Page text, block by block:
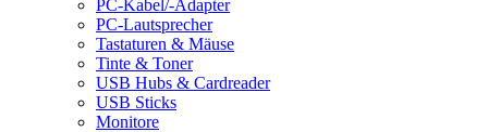
PC-Kabel/-Adapter
PC-Lautsprecher
Tastaturen & Mäuse
Tinte & Toner
USB Hubs & Cardreader
USB Sticks
Monitore